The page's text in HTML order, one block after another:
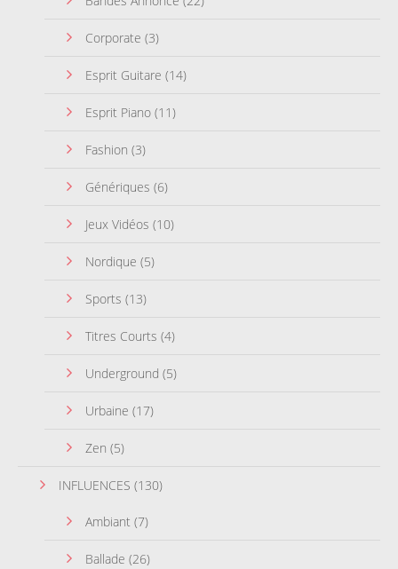
Corporate (3)
Esprit Guitare (14)
Esprit Piano (11)
Fashion (3)
Génériques (6)
Jeux Vidéos (10)
Nordique (5)
Sports (13)
Titres Courts (4)
Underground (5)
Urbaine (17)
Zen (5)
INFLUENCES (130)
Ambiant (7)
Ballade (26)